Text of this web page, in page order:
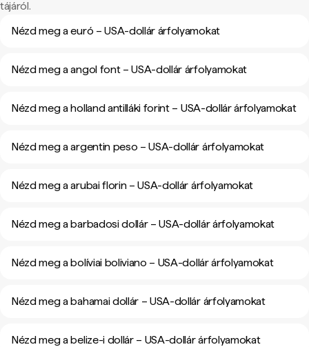
tájáról.
Nézd meg a euró – USA-dollár árfolyamokat
Nézd meg a angol font – USA-dollár árfolyamokat
Nézd meg a holland antilláki forint – USA-dollár árfolyamokat
Nézd meg a argentin peso – USA-dollár árfolyamokat
Nézd meg a arubai florin – USA-dollár árfolyamokat
Nézd meg a barbadosi dollár – USA-dollár árfolyamokat
Nézd meg a bolíviai boliviano – USA-dollár árfolyamokat
Nézd meg a bahamai dollár – USA-dollár árfolyamokat
Nézd meg a belize-i dollár – USA-dollár árfolyamokat